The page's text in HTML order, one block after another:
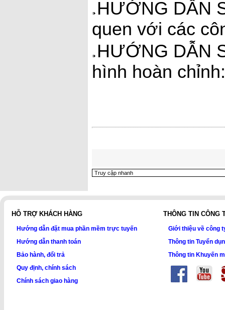
HƯỚNG DẪN
quen với các
HƯỚNG DẪN
hình hoàn
HỖ TRỢ KHÁCH HÀNG
Hướng dẫn đặt mua phần mềm trực tuyến
Hướng dẫn thanh toán
Bảo hành, đổi trả
Quy định, chính sách
Chính sách giao hàng
THÔNG TIN CÔNG
Giới thiệu về công
Thông tin Tuyển
Thông tin Khuyến